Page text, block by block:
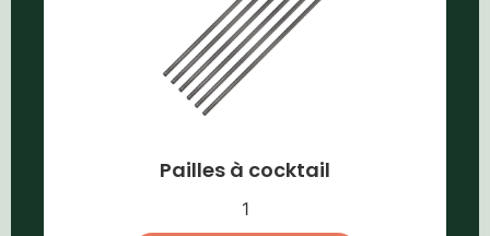
Pailles à cocktail
1